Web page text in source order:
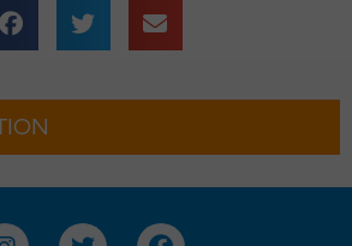
Hestiv’Òc : Les férias
grand retour à Pau
I
T
F